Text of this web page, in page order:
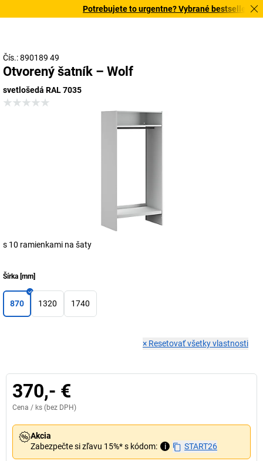
Potrebujete to urgentne? Vybrané bestsellery
Čís.: 890189 49
Otvorený šatník – Wolf
svetlošedá RAL 7035
s 10 ramienkami na šaty
Šírka [mm]
870 1320 1740
× Resetovať všetky vlastnosti
370,- €
Cena / ks (bez DPH)
Akcia
Zabezpečte si zľavu 15%* s kódom:
i START26